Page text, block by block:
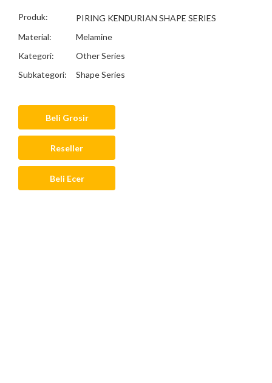
Produk:
PIRING KENDURIAN SHAPE SERIES
Material:
Melamine
Kategori:
Other Series
Subkategori:
Shape Series
Beli Grosir
Reseller
Beli Ecer